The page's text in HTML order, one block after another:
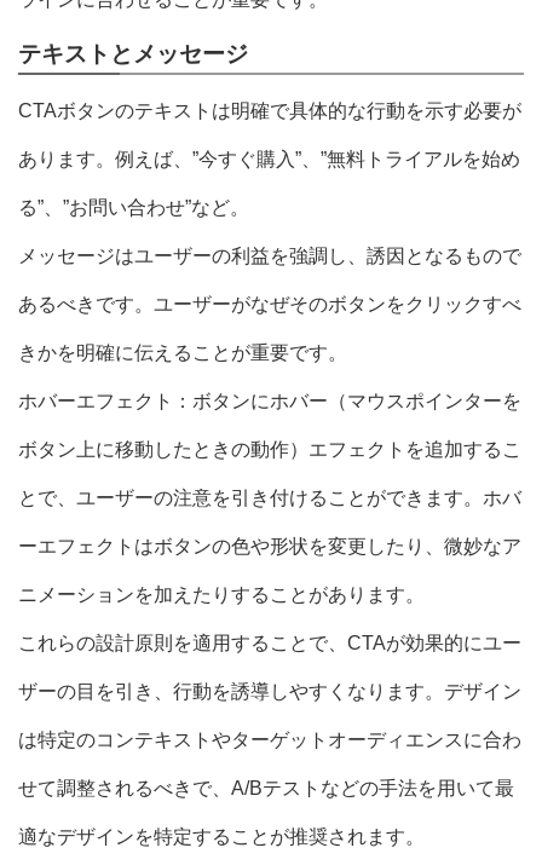
テキストとメッセージ
CTAボタンのテキストは明確で具体的な行動を示す必要が
あります。例えば、”今すぐ購入”、”無料トライアルを始め
る”、”お問い合わせ”など。
メッセージはユーザーの利益を強調し、誘因となるもので
あるべきです。ユーザーがなぜそのボタンをクリックすべ
きかを明確に伝えることが重要です。
ホバーエフェクト：ボタンにホバー（マウスポインターを
ボタン上に移動したときの動作）エフェクトを追加するこ
とで、ユーザーの注意を引き付けることができます。ホバ
ーエフェクトはボタンの色や形状を変更したり、微妙なア
ニメーションを加えたりすることがあります。
これらの設計原則を適用することで、CTAが効果的にユー
ザーの目を引き、行動を誘導しやすくなります。デザイン
は特定のコンテキストやターゲットオーディエンスに合わ
せて調整されるべきで、A/Bテストなどの手法を用いて最
適なデザインを特定することが推奨されます。